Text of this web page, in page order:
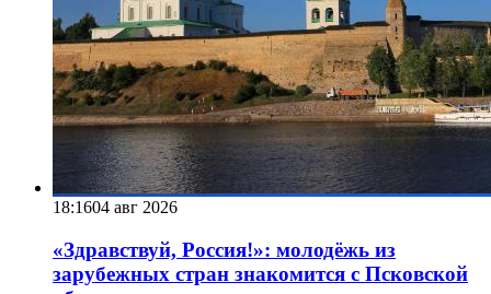
18:1604 авг 2026
«Здравствуй, Россия!»: молодёжь из
зарубежных стран знакомится с Псковской